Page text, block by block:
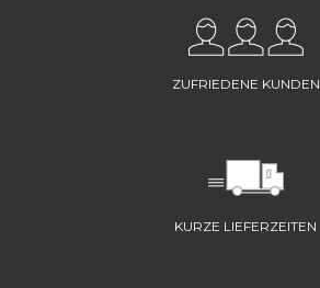
ZUFRIEDENE KUNDEN
KURZE LIEFERZEITEN